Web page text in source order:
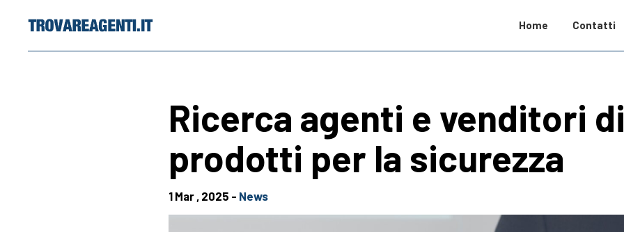
content
Home Contatti
Ricerca agenti e venditori di
prodotti per la sicurezza
1 Mar , 2025 - News